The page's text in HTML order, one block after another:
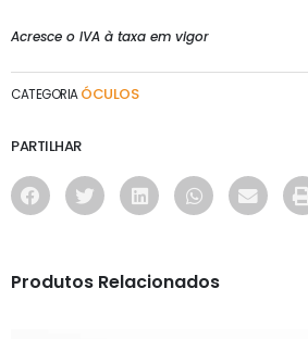
Acresce o IVA à taxa em vigor
CATEGORIA ÓCULOS
PARTILHAR
Produtos Relacionados